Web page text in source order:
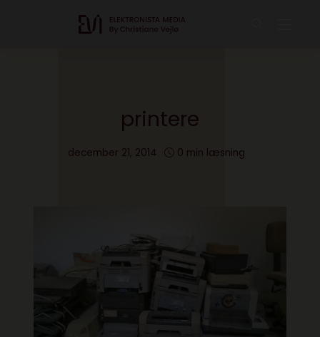
printere
december 21, 2014 0 min læsning